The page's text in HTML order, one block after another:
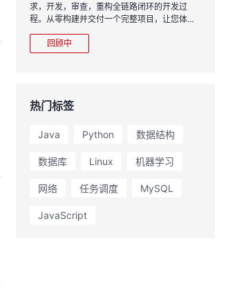
求，开发，审查，重构全链路闭环的开发过
程。从零构建并交付一个完整项目，让您体验
从代码提交到服务上线的“极速”之旅。
回顾中
热门标签
Java Python 数据结构
数据库 Linux 机器学习
网络 任务调度 MySQL
JavaScript